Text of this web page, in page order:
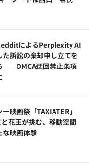
によるPerplexity AI
た訴訟の棄却申し立てを
——DMCA迂回禁止条項
映画祭「TAXIATER」
花王が挑む、移動空間
な映画体験